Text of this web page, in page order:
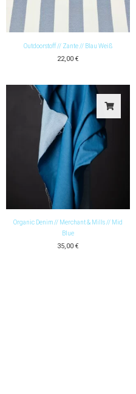
Outdoorstoff // Zante // Blau Weiß
22,00 €
Organic Denim // Merchant & Mills // Mid
Blue
35,00 €